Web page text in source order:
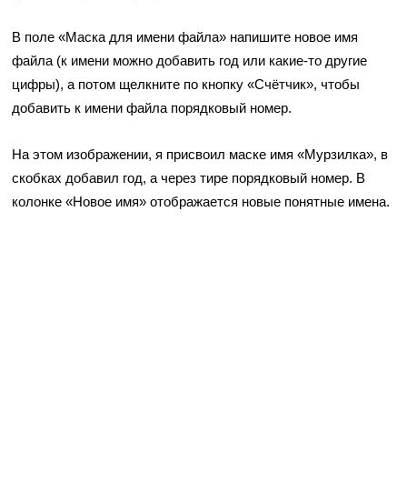
В поле «Маска для имени файла» напишите новое имя
файла (к имени можно добавить год или какие-то другие
цифры), а потом щелкните по кнопку «Счётчик», чтобы
добавить к имени файла порядковый номер.
На этом изображении, я присвоил маске имя «Мурзилка», в
скобках добавил год, а через тире порядковый номер. В
колонке «Новое имя» отображается новые понятные имена.